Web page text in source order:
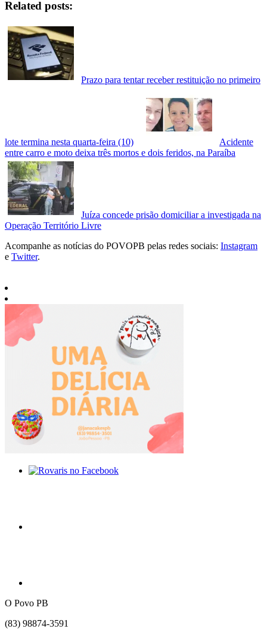
Related posts:
Prazo para tentar receber restituição no primeiro
lote termina nesta quarta-feira (10)
Acidente
entre carro e moto deixa três mortos e dois feridos, na Paraíba
Juíza concede prisão domiciliar a investigada na
Operação Território Livre
Acompanhe as notícias do POVOPB pelas redes sociais: Instagram
e Twitter.
O Povo PB
(83) 98874-3591